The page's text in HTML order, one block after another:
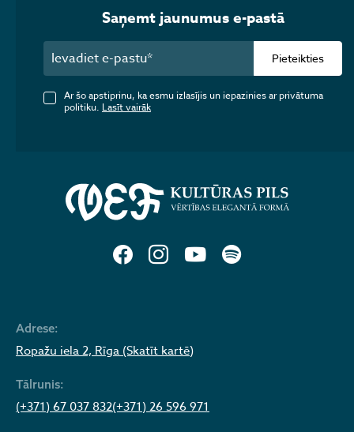
Adrese:
Ropažu iela 2, Rīga (Skatīt kartē)
Tālrunis:
(+371) 67 037 832(+371) 26 596 971
Saņemt jaunumus e-pastā
Pieteikties
Ar šo apstiprinu, ka esmu izlasījis un iepazinies ar privātuma
politiku. Lasīt vairāk